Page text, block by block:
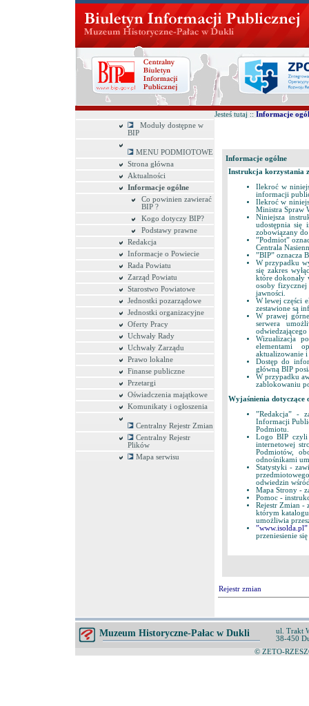
Moduły dostępne w
BIP
MENU PODMIOTOWE
Strona główna
Aktualności
Informacje ogólne
Co powinien zawierać
BIP ?
Kogo dotyczy BIP?
Podstawy prawne
Redakcja
Informacje o Powiecie
Rada Powiatu
Zarząd Powiatu
Starostwo Powiatowe
Jednostki pozarządowe
Jednostki organizacyjne
Oferty Pracy
Uchwały Rady
Uchwały Zarządu
Prawo lokalne
Finanse publiczne
Przetargi
Oświadczenia majątkowe
Komunikaty i ogłoszenia
Centralny Rejestr Zmian
Centralny Rejestr
Plików
Mapa serwisu
Jesteś tutaj :: Informacje
Informacje ogólne
Instrukcja korzystania
Ilekroć w
informacji
Ilekroć w
Ministra Spraw
Niniejsza
udostępnia się
zobowiązany do
”Podmiot”
Centrala
”BIP” oznacza
W przypadku
się zakres
które dokonały
osoby fizycznej
jawności.
W lewej części
zestawione są
W prawej
serwera
odwiedzającego
Wizualizacja
elementami
aktualizowanie
Dostęp do
główną BIP
W przypadku
zablokowaniu
Wyjaśnienia dotyczące
”Redakcja” -
Informacji
Podmiotu.
Logo BIP
internetowej
Podmiotów,
odnośnikami
Statystyki -
odwiedzin
Mapa Strony -
Pomoc -
Rejestr Zmian -
którym
umożliwia
”www.isolda.pl”
przeniesienie
Rejestr zmian
Muzeum Historyczne-Pałac w Dukli
ul. Trakt
38-450
© ZETO-